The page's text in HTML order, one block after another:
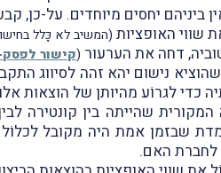
מיוחדים. על-כן, קבע המשיב, כי
שווי האופציות (המשיב לא כָּלל
דחה את הערעור (קישור
נישום יהא זהה לסיווג
כדי לגרוֹע מהיותן של הוצאות
שהייתה בין קונטירה
שבזמן אמת היה מקובל
לחברת האם.